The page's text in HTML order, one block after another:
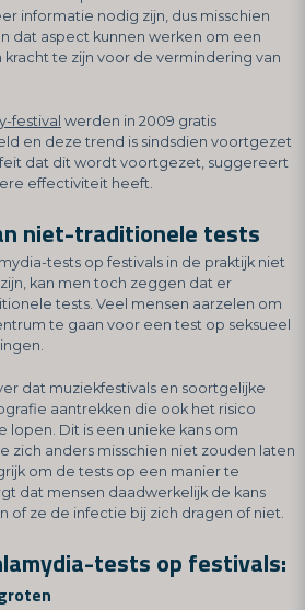
informatie nodig zijn, dus misschien
dat aspect kunnen werken om een
te zijn voor de vermindering van
festival werden in 2009 gratis
en deze trend is sindsdien voortgezet
feit dat dit wordt voortgezet, suggereert
effectiviteit heeft.
niet-traditionele tests
tests op festivals in de praktijk niet
kan men toch zeggen dat er
tests. Veel mensen aarzelen om
te gaan voor een test op seksueel
dat muziekfestivals en soortgelijke
aantrekken die ook het risico
lopen. Dit is een unieke kans om
zich anders misschien niet zouden laten
om de tests op een manier te
dat mensen daadwerkelijk de kans
of ze de infectie bij zich dragen of niet.
tests op festivals: